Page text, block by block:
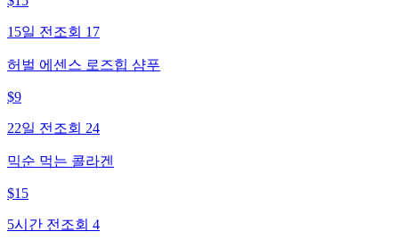
15일 전 조회 17
허벌 에센스 로즈힙 샴푸
$9
22일 전 조회 24
믹순 먹는 콜라겐
$15
5시간 전 조회 4